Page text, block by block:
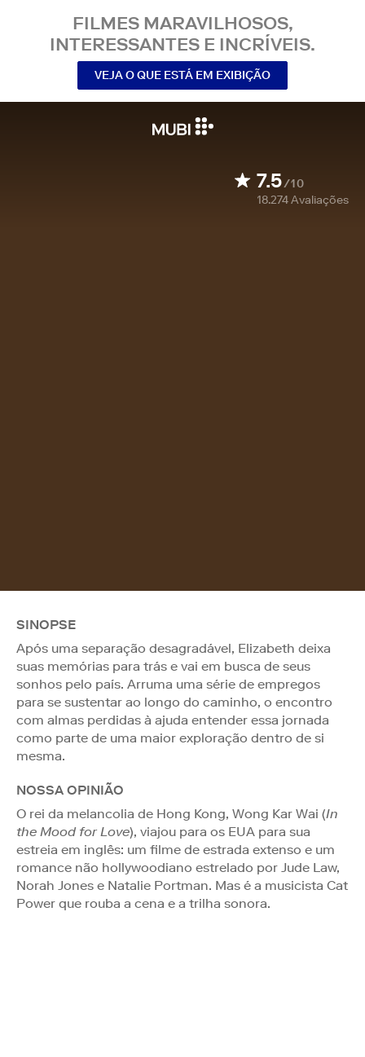
FILMES MARAVILHOSOS,
INTERESSANTES E INCRÍVEIS.
VEJA O QUE ESTÁ EM EXIBIÇÃO
7.5/10
18.274Avaliações
SINOPSE
Após uma separação desagradável, Elizabeth deixa
suas memórias para trás e vai em busca de seus
sonhos pelo país. Arruma uma série de empregos
para se sustentar ao longo do caminho, o encontro
com almas perdidas à ajuda entender essa jornada
como parte de uma maior exploração dentro de si
mesma.
NOSSA OPINIÃO
O rei da melancolia de Hong Kong, Wong Kar Wai (In
the Mood for Love), viajou para os EUA para sua
estreia em inglês: um filme de estrada extenso e um
romance não hollywoodiano estrelado por Jude Law,
Norah Jones e Natalie Portman. Mas é a musicista Cat
Power que rouba a cena e a trilha sonora.